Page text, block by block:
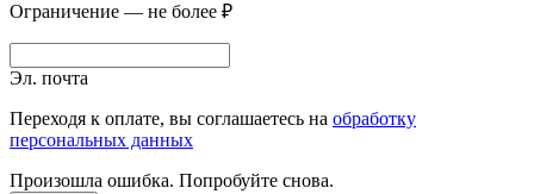
Ограничение — не более ₽
Эл. почта
Переходя к оплате, вы соглашаетесь на обработку
персональных данных
Произошла ошибка. Попробуйте снова.